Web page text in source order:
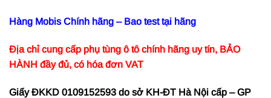
Hàng Mobis Chính hãng – Bao test tại hãng
Địa chỉ cung cấp phụ tùng ô tô chính hãng uy tín, BẢO
HÀNH đầy đủ, có hóa đơn VAT
Giấy ĐKKD 0109152593 do sở KH-ĐT Hà Nội cấp – GP